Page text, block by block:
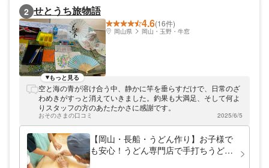
2 せとうち旅物語
4.6(16件)
岡山県 岡山・玉野・牛窓
もっと見る
空と海の青が溶け合う中、静かに竿を垂らすだけで、日常のざ
わめきがすっと消えていきました。釣果も大満足、そして何よ
りスタッフの方のあたたかさに感謝です。
おそのさまの口コミ 2025/6/5
【岡山・長船・うどん作り】お子様で
も安心！うどん専門店で手打ちうどん